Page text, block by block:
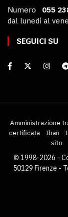
Numero 055
dal lunedì al
SEGUICI SU
Amministrazione
certificata
Iban
sito
© 1998-2026 -
50129 Firenze -